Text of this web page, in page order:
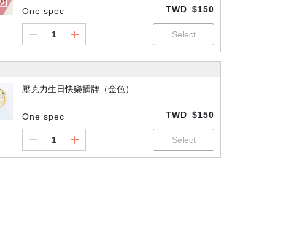
One spec TWD $150
壓克力生日快樂插牌（金色）
One spec TWD $150